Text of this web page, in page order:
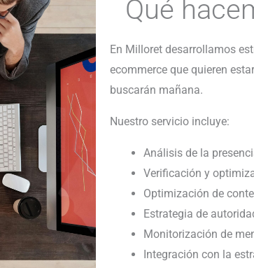
Qué
En Milloret desarrollamos
ecommerce que quieren
buscarán mañana.
Nuestro servicio incluye:
Análisis de la
Verificación y
Optimización de
Estrategia de
Monitorización de
Integración con la